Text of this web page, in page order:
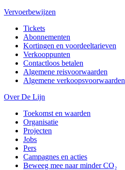
Vervoerbewijzen
Tickets
Abonnementen
Kortingen en voordeeltarieven
Verkooppunten
Contactloos betalen
Algemene reisvoorwaarden
Algemene verkoopsvoorwaarden
Over De Lijn
Toekomst en waarden
Organisatie
Projecten
Jobs
Pers
Campagnes en acties
Beweeg mee naar minder CO₂